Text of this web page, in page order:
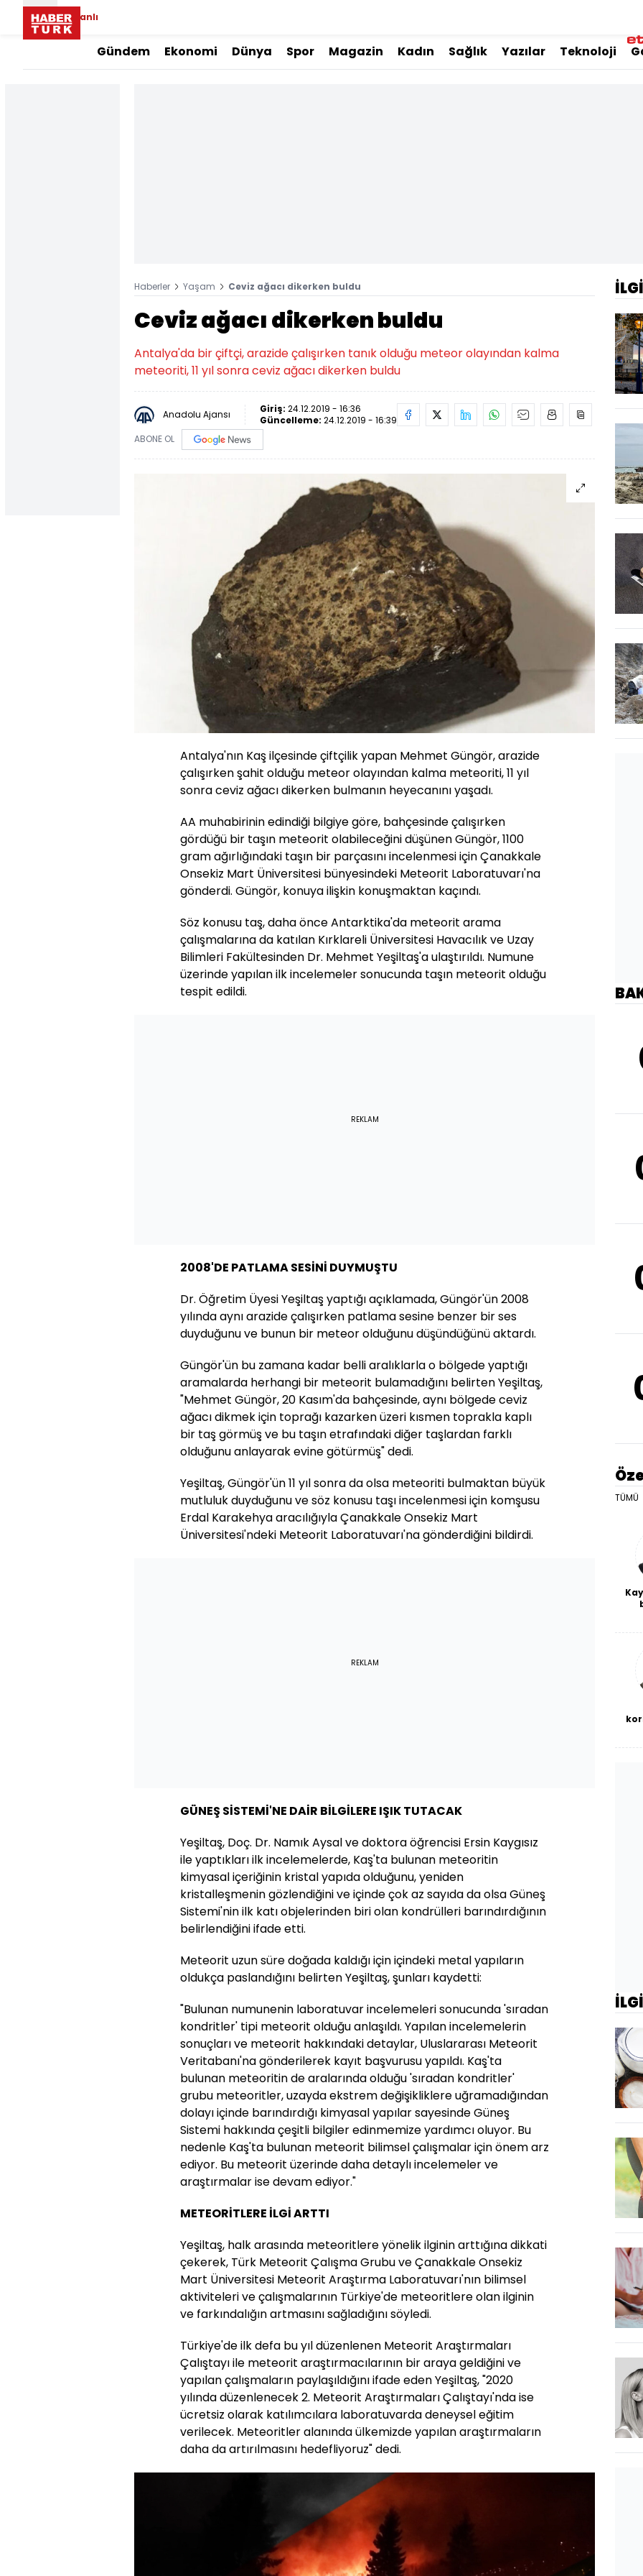
Canlı
Gündem Ekonomi Dünya Spor Magazin Kadın Sağlık Yazılar Teknoloji
Haberler Yaşam Ceviz ağacı dikerken buldu
Ceviz ağacı dikerken buldu
Antalya'da bir çiftçi, arazide çalışırken tanık olduğu meteor olayından kalma
meteoriti, 11 yıl sonra ceviz ağacı dikerken buldu
Anadolu Ajansı Giriş: 24.12.2019 - 16:36
Güncelleme: 24.12.2019 - 16:39
ABONE OL
Antalya'nın Kaş ilçesinde çiftçilik yapan Mehmet Güngör, arazide
çalışırken şahit olduğu meteor olayından kalma meteoriti, 11 yıl
sonra ceviz ağacı dikerken bulmanın heyecanını yaşadı.
AA muhabirinin edindiği bilgiye göre, bahçesinde çalışırken
gördüğü bir taşın meteorit olabileceğini düşünen Güngör, 1100
gram ağırlığındaki taşın bir parçasını incelenmesi için Çanakkale
Onsekiz Mart Üniversitesi bünyesindeki Meteorit Laboratuvarı'na
gönderdi. Güngör, konuya ilişkin konuşmaktan kaçındı.
Söz konusu taş, daha önce Antarktika'da meteorit arama
çalışmalarına da katılan Kırklareli Üniversitesi Havacılık ve Uzay
Bilimleri Fakültesinden Dr. Mehmet Yeşiltaş'a ulaştırıldı. Numune
üzerinde yapılan ilk incelemeler sonucunda taşın meteorit olduğu
tespit edildi.
REKLAM
2008'DE PATLAMA SESİNİ DUYMUŞTU
Dr. Öğretim Üyesi Yeşiltaş yaptığı açıklamada, Güngör'ün 2008
yılında aynı arazide çalışırken patlama sesine benzer bir ses
duyduğunu ve bunun bir meteor olduğunu düşündüğünü aktardı.
Güngör'ün bu zamana kadar belli aralıklarla o bölgede yaptığı
aramalarda herhangi bir meteorit bulamadığını belirten Yeşiltaş,
"Mehmet Güngör, 20 Kasım'da bahçesinde, aynı bölgede ceviz
ağacı dikmek için toprağı kazarken üzeri kısmen toprakla kaplı
bir taş görmüş ve bu taşın etrafındaki diğer taşlardan farklı
olduğunu anlayarak evine götürmüş" dedi.
Yeşiltaş, Güngör'ün 11 yıl sonra da olsa meteoriti bulmaktan büyük
mutluluk duyduğunu ve söz konusu taşı incelenmesi için komşusu
Erdal Karakehya aracılığıyla Çanakkale Onsekiz Mart
Üniversitesi'ndeki Meteorit Laboratuvarı'na gönderdiğini bildirdi.
REKLAM
GÜNEŞ SİSTEMİ'NE DAİR BİLGİLERE IŞIK TUTACAK
Yeşiltaş, Doç. Dr. Namık Aysal ve doktora öğrencisi Ersin Kaygısız
ile yaptıkları ilk incelemelerde, Kaş'ta bulunan meteoritin
kimyasal içeriğinin kristal yapıda olduğunu, yeniden
kristalleşmenin gözlendiğini ve içinde çok az sayıda da olsa Güneş
Sistemi'nin ilk katı objelerinden biri olan kondrülleri barındırdığının
belirlendiğini ifade etti.
Meteorit uzun süre doğada kaldığı için içindeki metal yapıların
oldukça paslandığını belirten Yeşiltaş, şunları kaydetti:
"Bulunan numunenin laboratuvar incelemeleri sonucunda 'sıradan
kondritler' tipi meteorit olduğu anlaşıldı. Yapılan incelemelerin
sonuçları ve meteorit hakkındaki detaylar, Uluslararası Meteorit
Veritabanı'na gönderilerek kayıt başvurusu yapıldı. Kaş'ta
bulunan meteoritin de aralarında olduğu 'sıradan kondritler'
grubu meteoritler, uzayda ekstrem değişikliklere uğramadığından
dolayı içinde barındırdığı kimyasal yapılar sayesinde Güneş
Sistemi hakkında çeşitli bilgiler edinmemize yardımcı oluyor. Bu
nedenle Kaş'ta bulunan meteorit bilimsel çalışmalar için önem arz
ediyor. Bu meteorit üzerinde daha detaylı incelemeler ve
araştırmalar ise devam ediyor."
METEORİTLERE İLGİ ARTTI
Yeşiltaş, halk arasında meteoritlere yönelik ilginin arttığına dikkati
çekerek, Türk Meteorit Çalışma Grubu ve Çanakkale Onsekiz
Mart Üniversitesi Meteorit Araştırma Laboratuvarı'nın bilimsel
aktiviteleri ve çalışmalarının Türkiye'de meteoritlere olan ilginin
ve farkındalığın artmasını sağladığını söyledi.
Türkiye'de ilk defa bu yıl düzenlenen Meteorit Araştırmaları
Çalıştayı ile meteorit araştırmacılarının bir araya geldiğini ve
yapılan çalışmaların paylaşıldığını ifade eden Yeşiltaş, "2020
yılında düzenlenecek 2. Meteorit Araştırmaları Çalıştayı'nda ise
ücretsiz olarak katılımcılara laboratuvarda deneysel eğitim
verilecek. Meteoritler alanında ülkemizde yapılan araştırmaların
daha da artırılmasını hedefliyoruz" dedi.
TÜMÜ